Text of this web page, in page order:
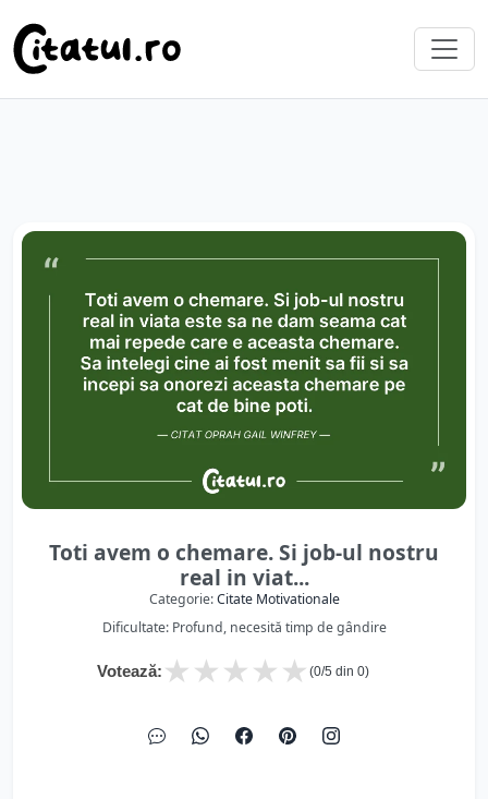
Toti avem o chemare. Si job-ul nostru
real in viat...
Categorie:Citate Motivationale
Dificultate: Profund, necesită timp de gândire
Votează: ★
★
★
★
★ (0/5 din 0)